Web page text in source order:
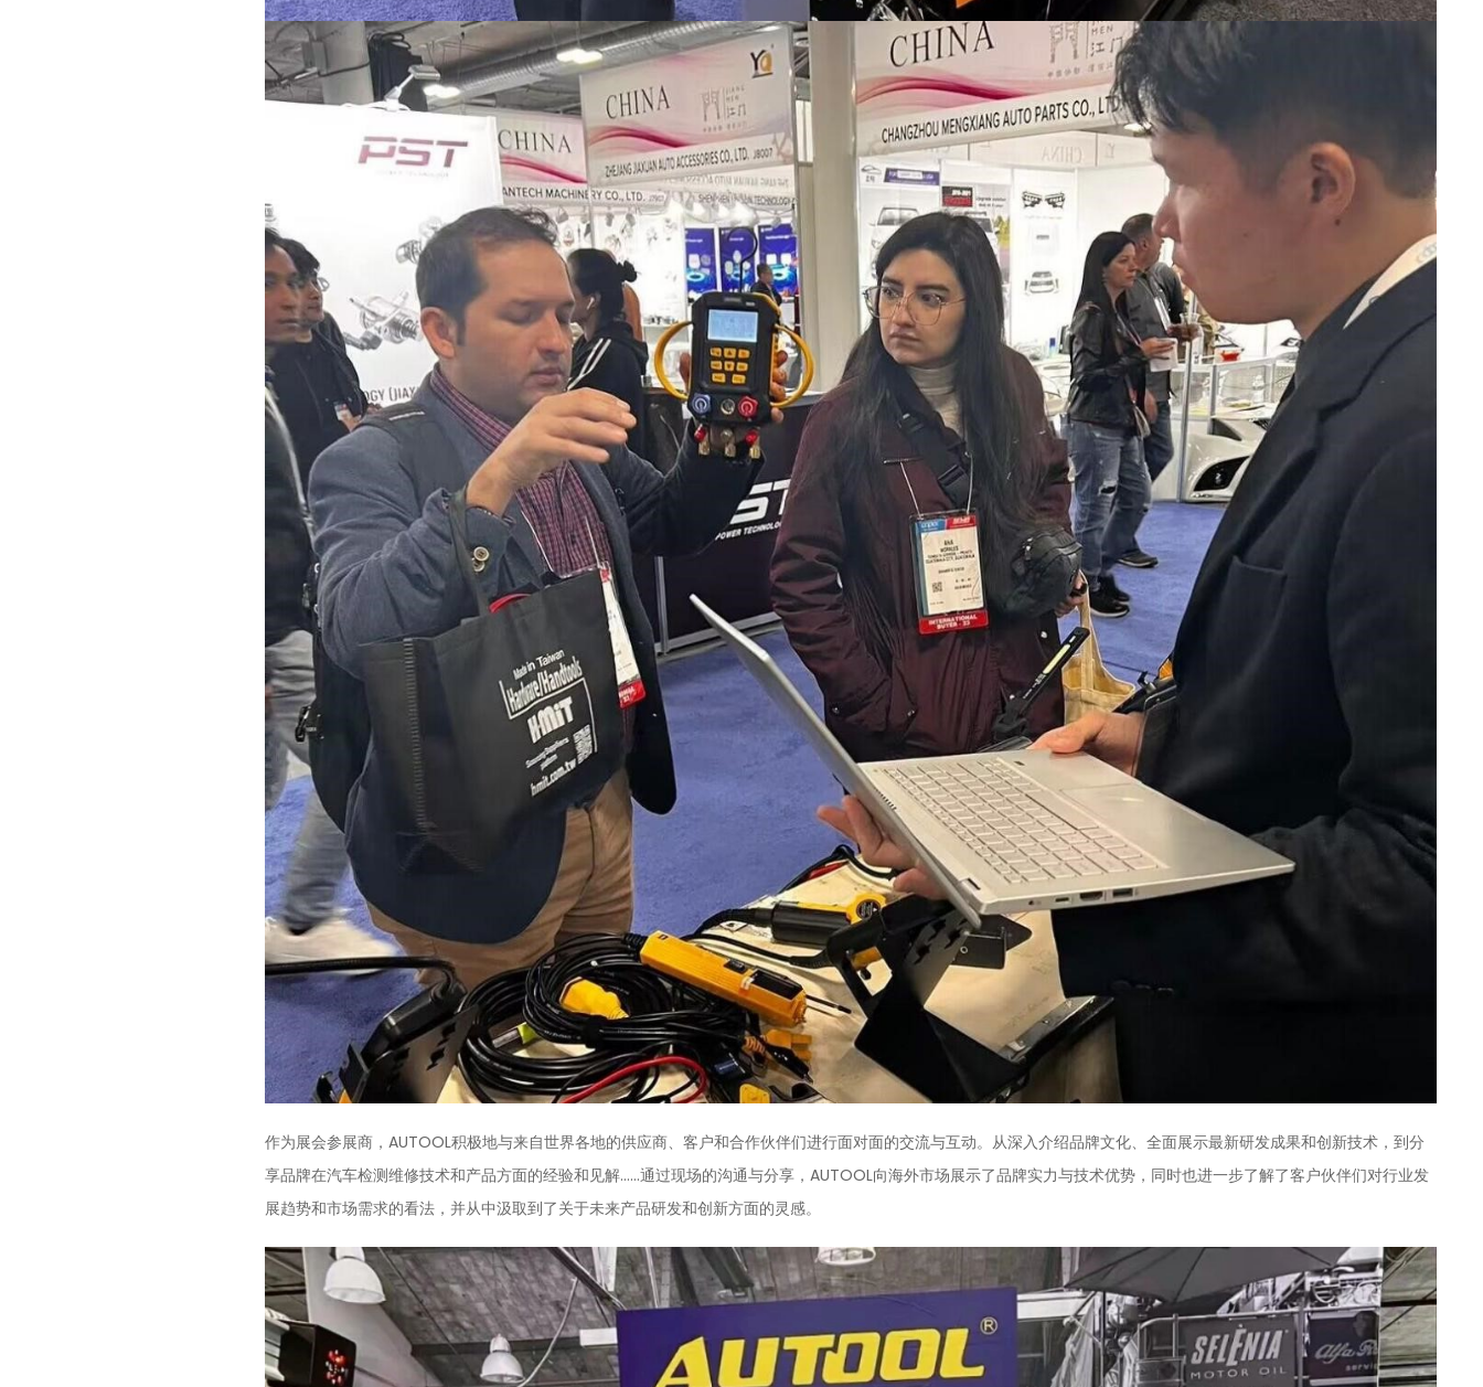
作为展会参展商，AUTOOL积极地与来自世界各地的供应商、客户和合作伙伴们进行面对面的交流与互动。从深入介绍品牌文化、全面展示最新研发成果和创新技术，到分
享品牌在汽车检测维修技术和产品方面的经验和见解……通过现场的沟通与分享，AUTOOL向海外市场展示了品牌实力与技术优势，同时也进一步了解了客户伙伴们对行业发
展趋势和市场需求的看法，并从中汲取到了关于未来产品研发和创新方面的灵感。